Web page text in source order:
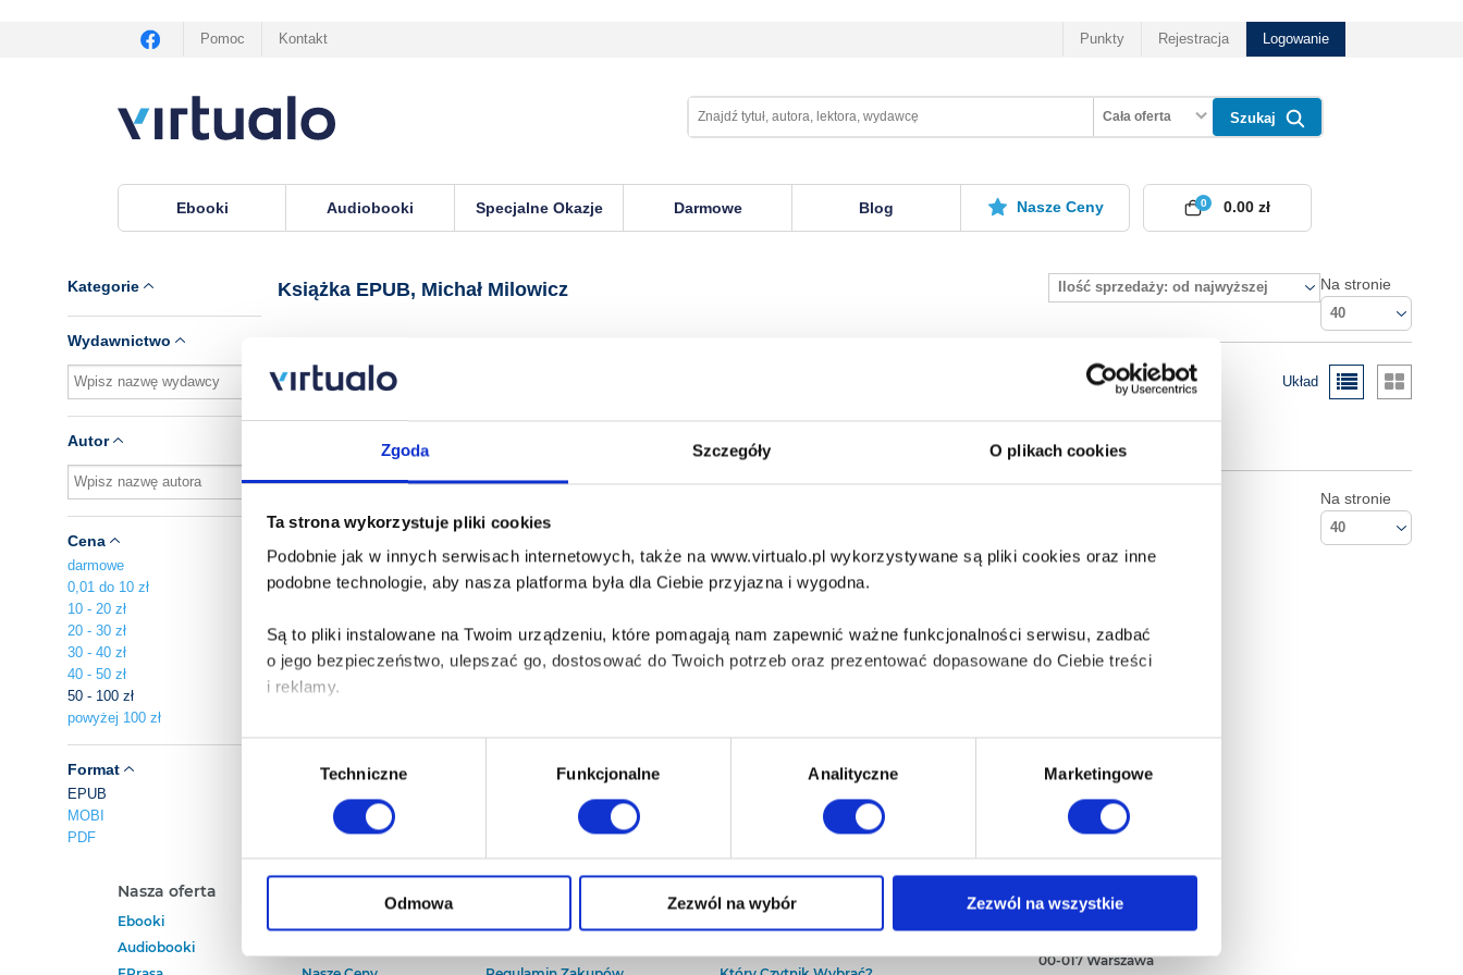
Zgoda Szczegóły O plikach cookies
Ta strona wykorzystuje pliki cookies
Podobnie jak w innych serwisach internetowych, także na www.virtualo.pl wykorzystywane są pliki cookies oraz inne
podobne technologie, aby nasza platforma była dla Ciebie przyjazna i wygodna.
Są to pliki instalowane na Twoim urządzeniu, które pomagają nam zapewnić ważne funkcjonalności serwisu, zadbać
o jego bezpieczeństwo, ulepszać go, dostosować do Twoich potrzeb oraz prezentować dopasowane do Ciebie treści
i reklamy.
Poza plikami, które są nam niezbędne do prawidłowego i bezpiecznego działania serwisu - są także takie, które wymagają
Twojej zgody.
Każda udzielona zgoda poprawi Twoje doświadczenia jeśli jesteś naszym Użytkownikiem.
Wybór
Techniczne Funkcjonalne Analityczne Marketingowe
Odmowa Zezwól na wybór Zezwól na wszystkie
Pomoc Kontakt Punkty Rejestracja Logowanie
Cała oferta Szukaj
Ebooki Audiobooki Specjalne Okazje Darmowe Blog Nasze Ceny 0
0.00 zł
Kategorie
Wydawnictwo
Autor
Cena
darmowe
0,01 do 10 zł
10 - 20 zł
20 - 30 zł
30 - 40 zł
40 - 50 zł
50 - 100 zł
powyżej 100 zł
Format
EPUB
MOBI
PDF
Książka EPUB, Michał Milowicz Ilość sprzedaży: od najwyższej Na stronie
40
Układ
Na stronie
40
Nasza oferta
Ebooki
Audiobooki
Baza wiedzy
Empik S.A
00-017 Warszawa